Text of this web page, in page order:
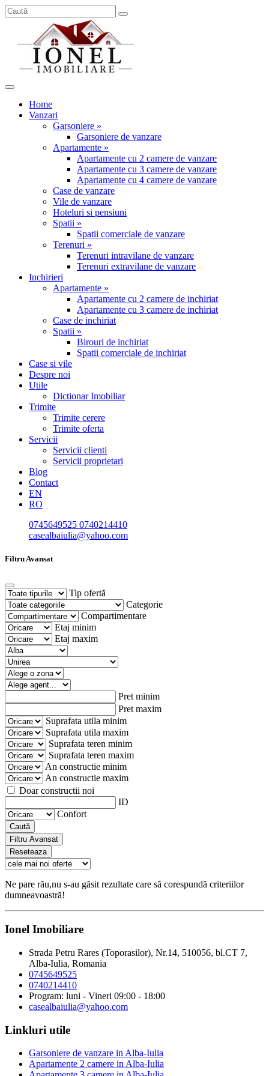
Home
Vanzari
Garsoniere »
Garsoniere de vanzare
Apartamente »
Apartamente cu 2 camere de vanzare
Apartamente cu 3 camere de vanzare
Apartamente cu 4 camere de vanzare
Case de vanzare
Vile de vanzare
Hoteluri si pensiuni
Spatii »
Spatii comerciale de vanzare
Terenuri »
Terenuri intravilane de vanzare
Terenuri extravilane de vanzare
Inchirieri
Apartamente »
Apartamente cu 2 camere de inchiriat
Apartamente cu 3 camere de inchiriat
Case de inchiriat
Spatii »
Birouri de inchiriat
Spatii comerciale de inchiriat
Case si vile
Despre noi
Utile
Dictionar Imobiliar
Trimite
Trimite cerere
Trimite oferta
Servicii
Servicii clienti
Servicii proprietari
Blog
Contact
EN
RO
0745649525 0740214410
casealbaiulia@yahoo.com
Filtru Avansat
Tip ofertă
Categorie
Compartimentare
Etaj minim
Etaj maxim
Pret minim
Pret maxim
Suprafata utila minim
Suprafata utila maxim
Suprafata teren minim
Suprafata teren maxim
An constructie minim
An constructie maxim
Doar constructii noi
ID
Confort
Caută
Filtru Avansat
Reseteaza
Ne pare rău,nu s-au găsit rezultate care să corespundă criteriilor
dumneavoastră!
Ionel Imobiliare
Strada Petru Rares (Toporasilor), Nr.14, 510056, bl.CT 7,
Alba-Iulia, Romania
0745649525
0740214410
Program: luni - Vineri 09:00 - 18:00
casealbaiulia@yahoo.com
Linkluri utile
Garsoniere de vanzare in Alba-Iulia
Apartamente 2 camere in Alba-Iulia